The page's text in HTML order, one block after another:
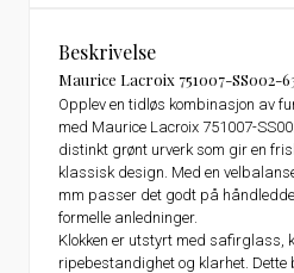
Beskrivelse
Maurice Lacroix 751007-SS002-
Opplev en tidløs kombinasjon av
med Maurice Lacroix 751007-
distinkt grønt urverk som gir en
klassisk design. Med en
mm passer det godt på
formelle anledninger.
Klokken er utstyrt med safirglass,
ripebestandighet og klarhet.